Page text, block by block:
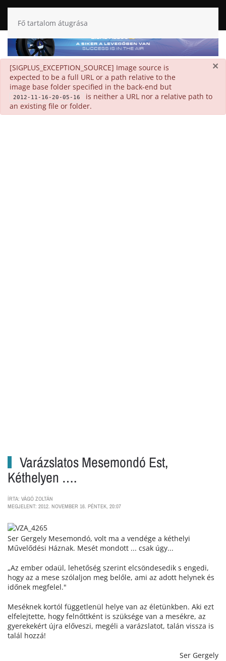
Fő tartalom átugrása
×
danger
[SIGPLUS_EXCEPTION_SOURCE] Image source is
expected to be a full URL or a path relative to the
image base folder specified in the back-end but
2012-11-16-20-05-16
is neither a URL nor a relative path to
an existing file or folder.
Varázslatos Mesemondó Est,
Kéthelyen ….
ÍRTA: VÁGÓ ZOLTÁN
MEGJELENT: 2012. NOVEMBER 16. PÉNTEK, 20:07
Ser Gergely Mesemondó, volt ma a vendége a kéthelyi
Művelődési Háznak. Mesét mondott ... csak úgy...
„Az ember odaül, lehetőség szerint elcsöndesedik s engedi,
hogy az a mese szólaljon meg belőle, ami az adott helynek és
időnek megfelel."
Meséknek kortól függetlenül helye van az életünkben. Aki ezt
elfelejtette, hogy felnőttként is szüksége van a mesékre, az
gyerekekért újra előveszi, megéli a varázslatot, talán vissza is
talál hozzá!
Ser Gergely